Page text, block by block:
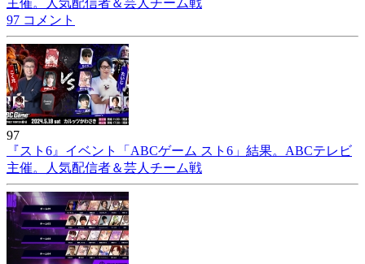
97 コメント
97
『スト6』イベント「ABCゲーム スト6」結果。ABCテレビ
主催。人気配信者＆芸人チーム戦